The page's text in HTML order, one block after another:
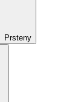
Prsteny